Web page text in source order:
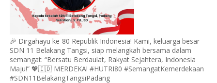
🎉 Dirgahayu ke-80 Republik Indonesia! Kami, keluarga besar
SDN 11 Belakang Tangsi, siap melangkah bersama dalam
semangat: “Bersatu Berdaulat, Rakyat Sejahtera, Indonesia
Maju!” 💖🇮🇩 MERDEKA! #HUTRI80 #SemangatKemerdekaan
#SDN11BelakangTangsiPadang